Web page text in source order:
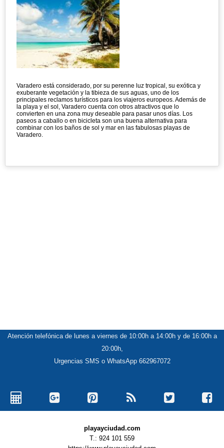
Varadero está considerado, por su perenne luz tropical, su exótica y
exuberante vegetación y la tibieza de sus aguas, uno de los
principales reclamos turísticos para los viajeros europeos. Además de
la playa y el sol, Varadero cuenta con otros atractivos que lo
convierten en una zona muy deseable para pasar unos días. Los
paseos a caballo o en bicicleta son una buena alternativa para
combinar con los baños de sol y mar en las fabulosas playas de
Varadero.
Atención telefónica de lunes a viernes de 10:00h a 14:00h y de 16:00h a
20:00h,
Urgencias SMS o WhatsApp 662967072
playayciudad.com
T.: 924 101 559